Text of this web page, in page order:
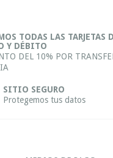
TODAS LAS TARJETAS
Y DÉBITO
DEL 10% POR
SITIO SEGURO
Protegemos tus datos